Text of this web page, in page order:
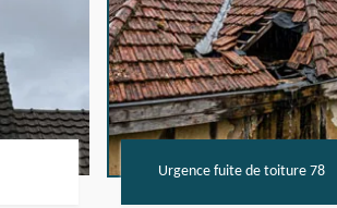
Urgence fuite de toiture 78